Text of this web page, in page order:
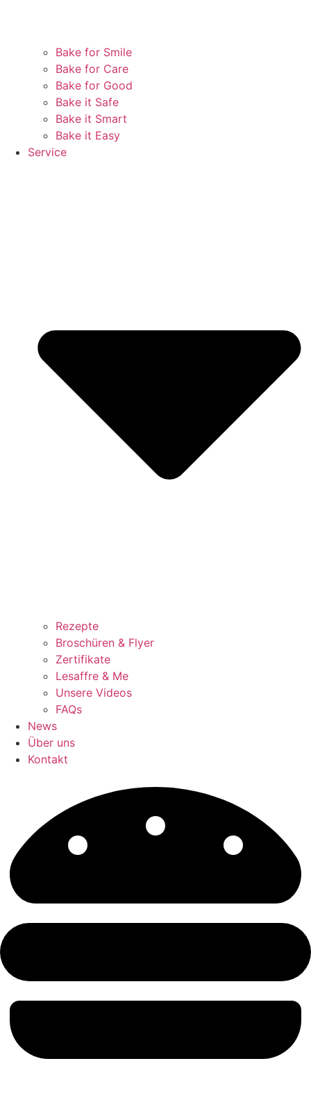
Bake for Smile
Bake for Care
Bake for Good
Bake it Safe
Bake it Smart
Bake it Easy
Service
Rezepte
Broschüren & Flyer
Zertifikate
Lesaffre & Me
Unsere Videos
FAQs
News
Über uns
Kontakt